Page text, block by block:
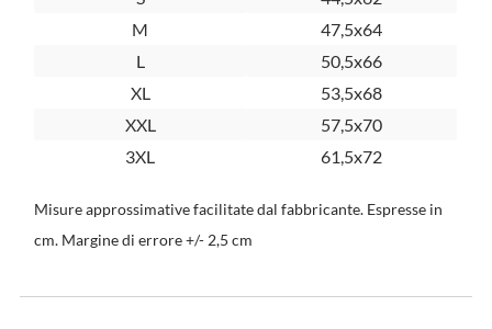
M
47,5x64
L
50,5x66
XL
53,5x68
XXL
57,5x70
3XL
61,5x72
Misure approssimative facilitate dal fabbricante. Espresse in
cm. Margine di errore +/- 2,5 cm